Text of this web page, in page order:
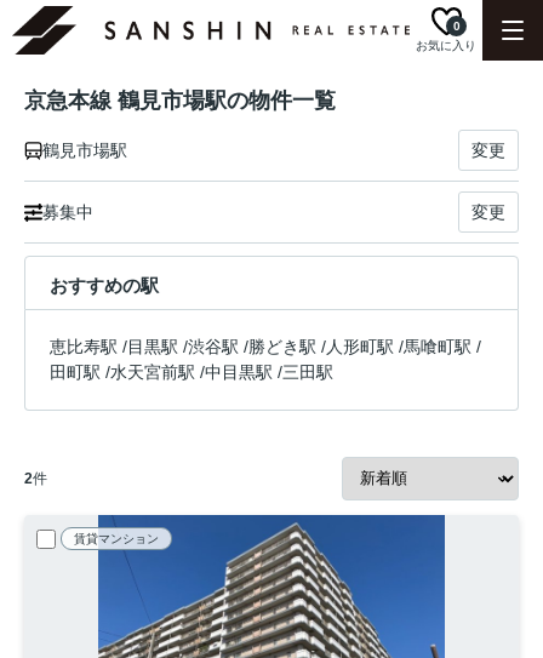
お気に入り
0
京急本線 鶴見市場駅の物件一覧
鶴見市場駅 変更
募集中 変更
おすすめの駅
恵比寿駅 /目黒駅 /渋谷駅 /勝どき駅 /人形町駅 /馬喰町駅 /
田町駅 /水天宮前駅 /中目黒駅 /三田駅
2件
賃貸マンション